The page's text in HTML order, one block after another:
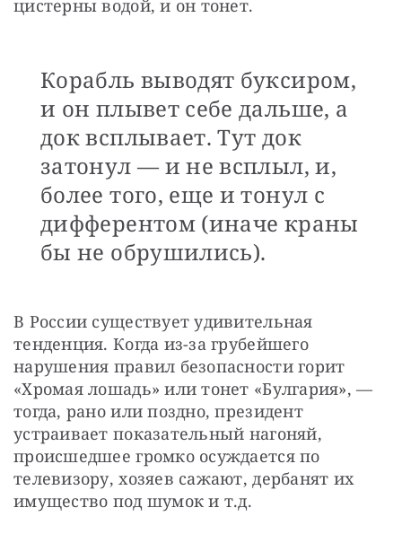
цистерны водой, и он тонет.
Корабль выводят буксиром,
и он плывет себе дальше, а
док всплывает. Тут док
затонул — и не всплыл, и,
более того, еще и тонул с
дифферентом (иначе краны
бы не обрушились).
В России существует удивительная
тенденция. Когда из-за грубейшего
нарушения правил безопасности горит
«Хромая лошадь» или тонет «Булгария», —
тогда, рано или поздно, президент
устраивает показательный нагоняй,
происшедшее громко осуждается по
телевизору, хозяев сажают, дербанят их
имущество под шумок и т.д.